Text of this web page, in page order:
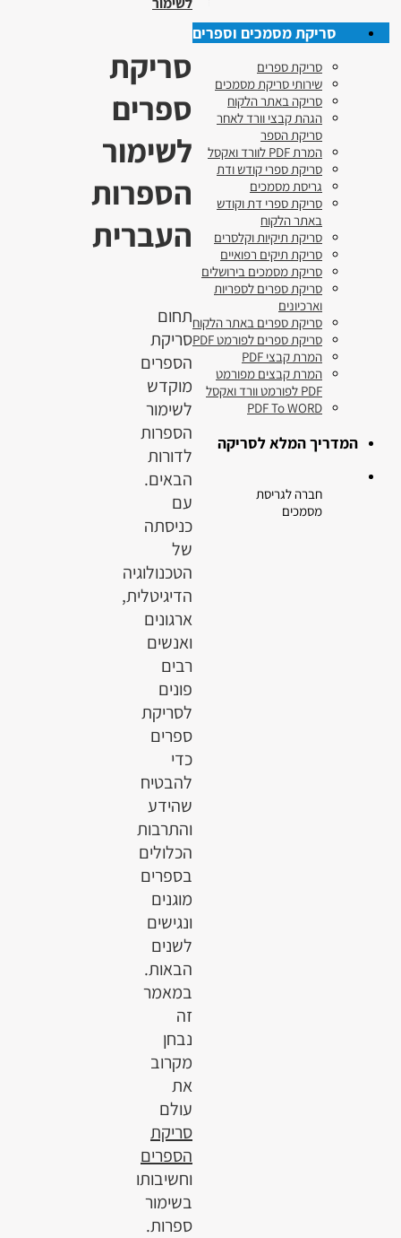
סריקת
ספרים
לשימור
הספרות
העברית
תחום
סריקת
הספרים
מוקדש
לשימור
הספרות
לדורות
הבאים.
עם
כניסתה
של
הטכנולוגיה
הדיגיטלית,
ארגונים
ואנשים
רבים
פונים
לסריקת
ספרים
כדי
להבטיח
שהידע
והתרבות
הכלולים
בספרים
מוגנים
ונגישים
לשנים
הבאות.
במאמר
זה
נבחן
מקרוב
את
עולם
סריקת
הספרים
וחשיבותו
בשימור
ספרות.
סריקת מסמכים וספרים
סריקת ספרים
שירותי סריקת מסמכים
סריקה באתר הלקוח
הגהת קבצי וורד לאחר
סריקת הספר
המרת PDF לוורד ואקסל
סריקת ספרי קודש ודת
גריסת מסמכים
סריקת ספרי דת וקודש
באתר הלקוח
סריקת תיקיות וקלסרים
סריקת תיקים רפואיים
סריקת מסמכים בירושלים
סריקת ספרים לספריות
וארכיונים
סריקת ספרים באתר הלקוח
סריקת ספרים לפורמט PDF
המרת קבצי PDF
המרת קבצים מפורמט
PDF לפורמט וורד ואקסל
PDF To WORD
המדריך המלא לסריקה
חברה לגריסת
מסמכים